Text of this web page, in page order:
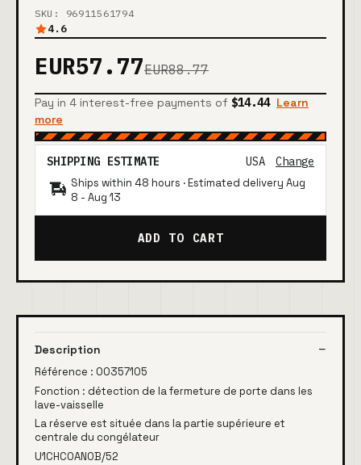
SKU: 96911561794
4.6
EUR57.77EUR88.77
Pay in 4 interest-free payments of $14.44 Learn
more
SHIPPING ESTIMATE USA Change
Ships within 48 hours · Estimated delivery Aug
8 - Aug 13
ADD TO CART
Description
Référence : 00357105
Fonction : détection de la fermeture de porte dans les
lave-vaisselle
La réserve est située dans la partie supérieure et
centrale du congélateur
U1CHC0AN0B/52